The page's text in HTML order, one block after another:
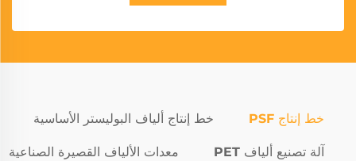
خط إنتاج PSF خط إنتاج ألياف البوليستر الأساسية
آلة تصنيع ألياف PET معدات الألياف القصيرة الصناعية